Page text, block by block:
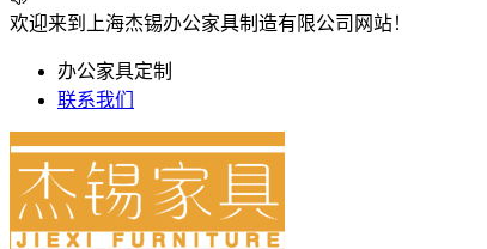
欢迎来到上海杰锡办公家具制造有限公司网站！
办公家具定制
联系我们